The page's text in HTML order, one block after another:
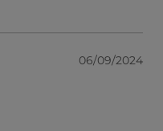
06/09/2024